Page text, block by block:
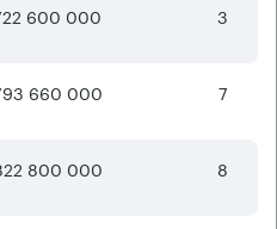
600 000 3
660 000 7
800 000 8